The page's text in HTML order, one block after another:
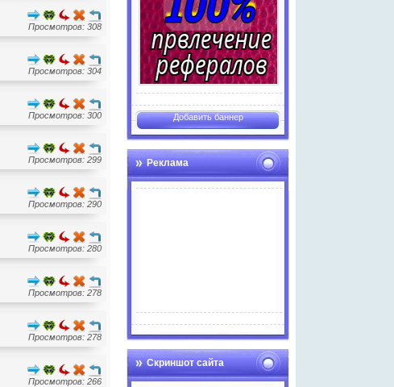
Добавить баннер
Реклама
Скриншот сайта
Просмотров: 308
Просмотров: 304
Просмотров: 300
Просмотров: 299
Просмотров: 290
Просмотров: 280
Просмотров: 278
Просмотров: 278
Просмотров: 266